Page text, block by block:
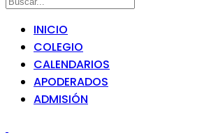
INICIO
COLEGIO
CALENDARIOS
APODERADOS
ADMISIÓN